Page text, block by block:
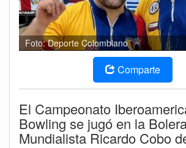
Foto: Deporte Colombiano
Comparte
El Campeonato
Bowling se jugó en la
Mundialista Ricardo Cobo